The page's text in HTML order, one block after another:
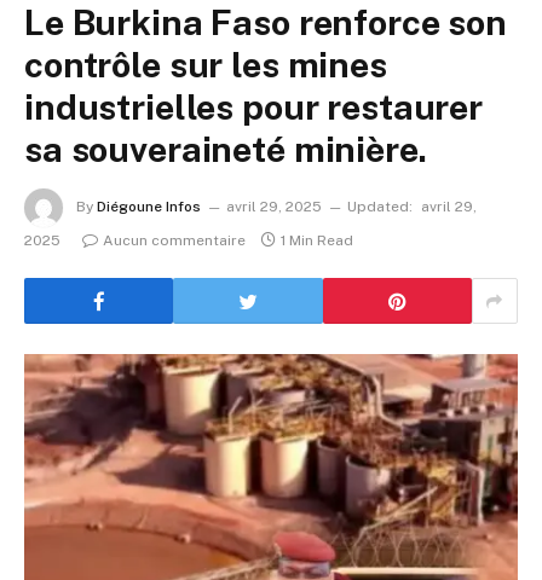
Le Burkina Faso renforce son
contrôle sur les mines
industrielles pour restaurer
sa souveraineté minière.
By Diégoune Infos avril 29, 2025 Updated:
avril 29,
2025
Aucun commentaire 1 Min Read